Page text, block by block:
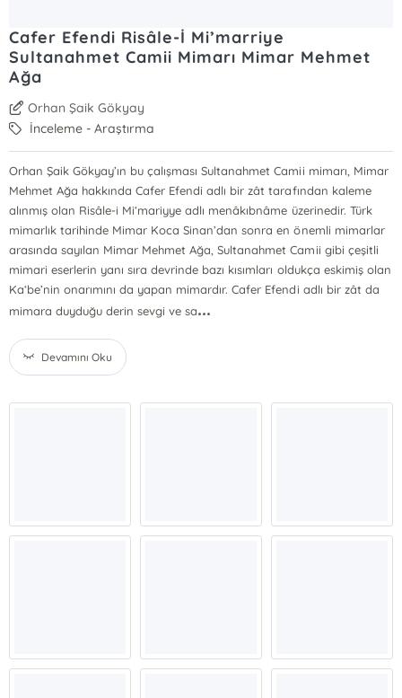
Cafer Efendi Risâle-İ Mi’marriye
Sultanahmet Camii Mimarı Mimar Mehmet
Ağa
Orhan Şaik Gökyay
İnceleme - Araştırma
Orhan Şaik Gökyay’ın bu çalışması Sultanahmet Camii mimarı, Mimar
Mehmet Ağa hakkında Cafer Efendi adlı bir zât tarafından kaleme
alınmış olan Risâle-i Mi‘mariyye adlı menâkıbnâme üzerinedir. Türk
mimarlık tarihinde Mimar Koca Sinan’dan sonra en önemli mimarlar
arasında sayılan Mimar Mehmet Ağa, Sultanahmet Camii gibi çeşitli
mimari eserlerin yanı sıra devrinde bazı kısımları oldukça eskimiş olan
Ka‘be’nin onarımını da yapan mimardır. Cafer Efendi adlı bir zât da
mimara duyduğu derin sevgi ve sa...
Devamını Oku